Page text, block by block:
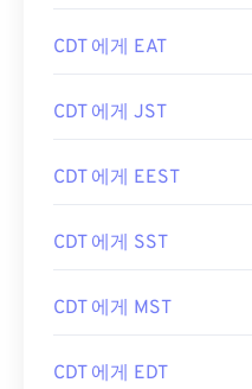
CDT 에게 EAT
CDT 에게 JST
CDT 에게 EEST
CDT 에게 SST
CDT 에게 MST
CDT 에게 EDT